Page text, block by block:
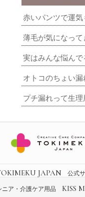
赤いパンツで運
薄毛が気になっ
実はみんな悩ん
オトコのちょい
プチ漏れって生
JAPAN 公式
ニア・介護ケア用品 KISS